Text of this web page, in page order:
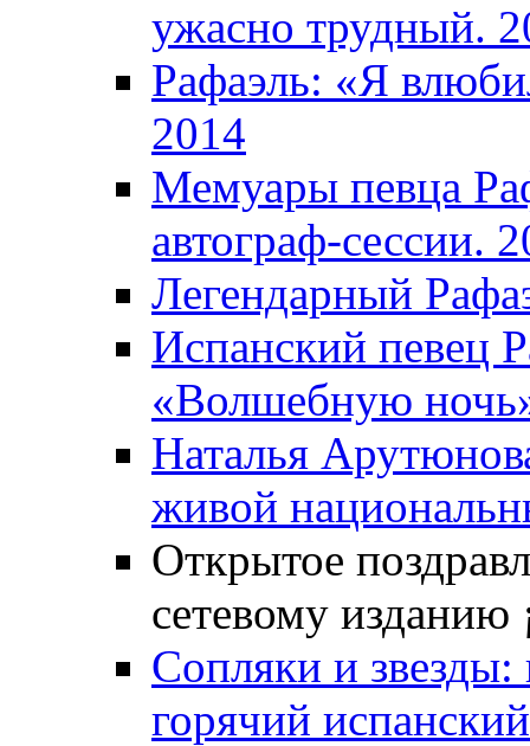
ужасно трудный.
Рафаэль: «Я
2014
Мемуары певца
автограф-сессии.
Легендарный
Испанский певец
«Волшебную
Наталья
живой
Открытое
сетевому изданию
Сопляки и звезды:
горячий